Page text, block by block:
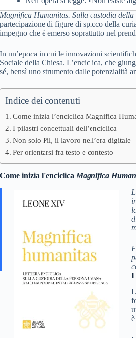
Magnifica Humanitas. Sulla custodia
partecipazione di figure di spicco della
impegno che è emerso soprattutto nel
In un’epoca in cui le innovazioni
Sociale della Chiesa. L’enciclica, che
sé, bensì uno strumento dalle potenzialità
Indice dei contenuti
Come inizia l’enciclica Magnifica
I pilastri concettuali dell’enciclica
Non solo Pil, il lavoro nell’era digitale
Per orientarsi fra testo e contesto
Come inizia l’enciclica Magnifica
I